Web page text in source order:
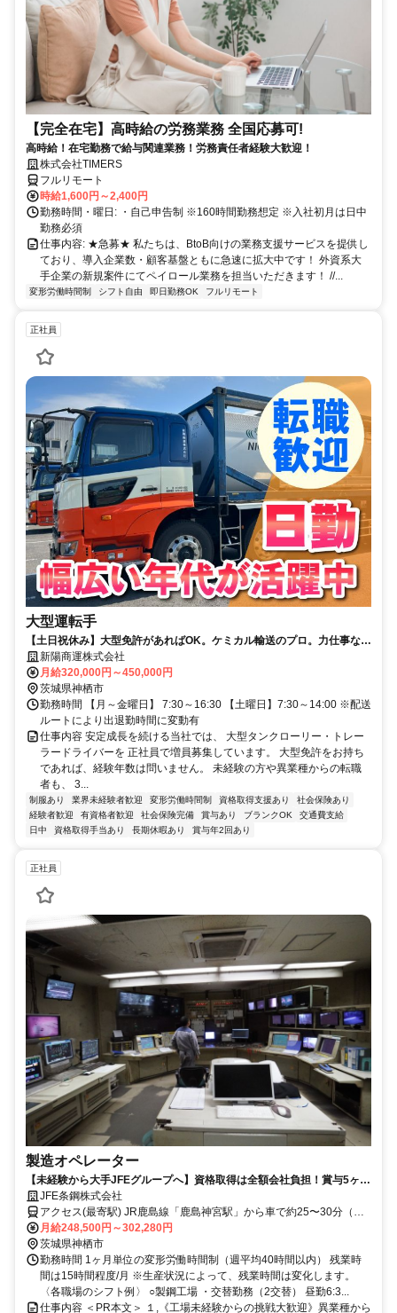
【完全在宅】高時給の労務業務 全国応募可!
高時給！在宅勤務で給与関連業務！労務責任者経験大歓迎！
株式会社TIMERS
フルリモート
時給1,600円～2,400円
勤務時間・曜日: ・自己申告制 ※160時間勤務想定 ※入社初月は日中
勤務必須
仕事内容: ★急募★ 私たちは、BtoB向けの業務支援サービスを提供し
ており、導入企業数・顧客基盤ともに急速に拡大中です！ 外資系大
手企業の新規案件にてペイロール業務を担当いただきます！ //...
変形労働時間制 シフト自由 即日勤務OK フルリモート
正社員
大型運転手
【土日祝休み】大型免許があればOK。ケミカル輸送のプロ。力仕事なし
の大型ドライバー／未経験者大歓迎
新陽商運株式会社
月給320,000円～450,000円
茨城県神栖市
勤務時間 【月～金曜日】 7:30～16:30 【土曜日】7:30～14:00 ※配送
ルートにより出退勤時間に変動有
仕事内容 安定成長を続ける当社では、 大型タンクローリー・トレー
ラードライバーを 正社員で増員募集しています。 大型免許をお持ち
であれば、経験年数は問いません。 未経験の方や異業種からの転職
者も、 3...
制服あり 業界未経験者歓迎 変形労働時間制 資格取得支援あり
社会保険あり
経験者歓迎
有資格者歓迎 社会保険完備 賞与あり ブランクOK
交通費支給
日中
資格取得手当あり 長期休暇あり 賞与年2回あり
正社員
製造オペレーター
【未経験から大手JFEグループへ】資格取得は全額会社負担！賞与5ヶ月
分＆独身寮完備の製造オペレーター◎
JFE条鋼株式会社
アクセス(最寄駅) JR鹿島線「鹿島神宮駅」から車で約25〜30分（約
月給248,500円～302,280円
茨城県神栖市
勤務時間 1ヶ月単位の変形労働時間制（週平均40時間以内） 残業時
間は15時間程度/月 ※生産状況によって、残業時間は変化します。
〈各職場のシフト例〉 ○製鋼工場 ・交替勤務（2交替） 昼勤6:3...
仕事内容 ＜PR本文＞ １,《工場未経験からの挑戦大歓迎》異業種から